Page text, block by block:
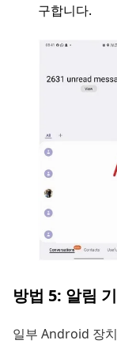
구합니다.
방법 5: 알림
일부 Android 장